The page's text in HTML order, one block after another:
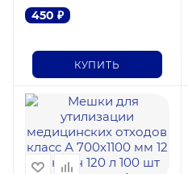
450 ₽
КУПИТЬ